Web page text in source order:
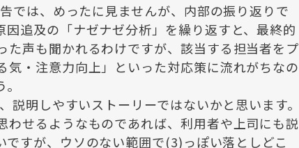
では、めったに見ませんが、内部の振り返りで
追及の「ナゼナゼ分析」を繰り返すと、最終的
た声も聞かれるわけですが、該当する担当者をプ
気・注意力向上」といった対応策に流れがちなの
明しやすいストーリーではないかと思います。
わせるようなものであれば、利用者や上司にも説
すが、ウソのない範囲で(3)っぽい落としどこ